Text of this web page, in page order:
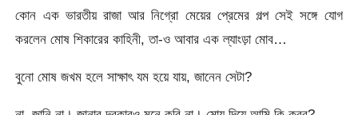
কোন এক ভারতীয় রাজা আর নিগ্রো মেয়ের প্রেমের গল্প সেই সঙ্গে যোগ
করলেন মোষ শিকারের কাহিনী, তা-ও আবার এক ল্যাংড়া মোব…
বুনো মোষ জখম হলে সাক্ষাৎ যম হয়ে যায়, জানেন সেটা?